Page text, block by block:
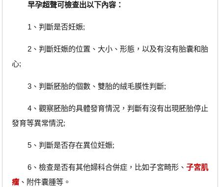
早孕超聲可檢查出以下內容：
1、判斷是否妊娠;
2、判斷妊娠的位置、大小、形態，以及有沒有胎囊和胎
心;
3、判斷胚胎的個數、雙胎的絨毛膜性判斷;
4、觀察胚胎的具體發育情況，判斷有沒有出現胚胎停止
發育等異常情況;
5、判斷是否存在異位妊娠;
6、檢查是否有其他婦科合併症，比如子宮畸形、 子宮肌
瘤、附件囊腫等。